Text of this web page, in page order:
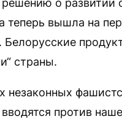
теперь вышла на
Белорусские
страны.
незаконных
против